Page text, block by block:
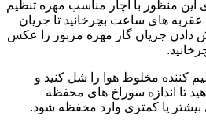
این منظور با آچار مناسب مهره تنظیم
های ساعت بچرخانید تا جریان
دادن جریان گاز مهره مزبور را عکس
کننده مخلوط هوا را شل کنید و
تا اندازه سوراخ های محفظه
بیشتر یا کمتری وارد محفظه شود.